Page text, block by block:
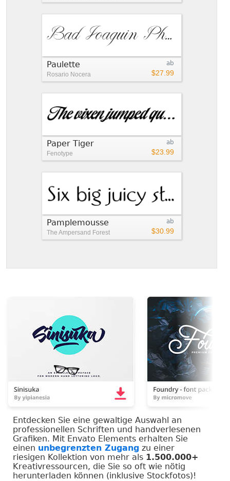
ab
$27.99
Paulette
Rosario Nocera
ab
$23.99
Paper Tiger
Fenotype
ab
$30.99
Pamplemousse
The Ampersand Forest
Entdecken Sie eine gewaltige Auswahl an
professionellen Schriften und handverlesenen
Grafiken. Mit Envato Elements erhalten Sie
einen unbegrenzten Zugang zu einer
riesigen Kollektion von mehr als 1.500.000+
Kreativressourcen, die Sie so oft wie nötig
herunterladen können (inklusive Stockfotos)!